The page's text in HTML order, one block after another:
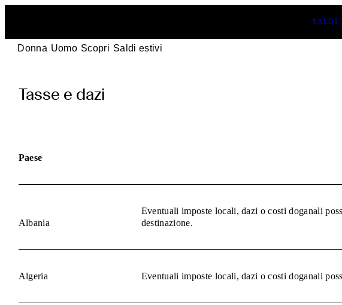
SALDI
Donna Uomo Scopri Saldi estivi
Tasse e dazi
Paese
Albania
Eventuali imposte locali, dazi o costi doganali
destinazione.
Algeria Eventuali imposte locali, dazi o costi doganali